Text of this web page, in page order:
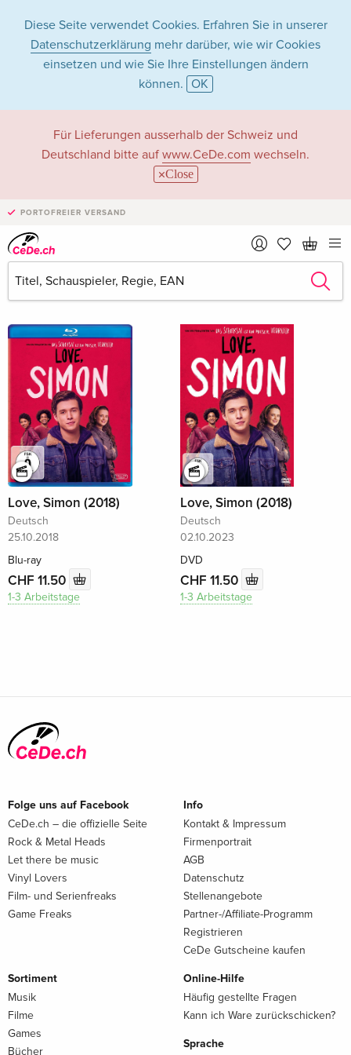
Diese Seite verwendet Cookies. Erfahren Sie in unserer
Datenschutzerklärung mehr darüber, wie wir Cookies
einsetzen und wie Sie Ihre Einstellungen ändern
können. OK
Für Lieferungen ausserhalb der Schweiz und
Deutschland bitte auf www.CeDe.com wechseln.
Close
PORTOFREIER VERSAND
Nick Robinson in
Filme - Alle Formate
Nick Robinson als Schauspieler/in
Alle 114 Treffer anzeigen
Love, Simon (2018)
Deutsch
25.10.2018
Blu-ray
CHF 11.50
1-3 Arbeitstage
Love, Simon (2018)
Deutsch
02.10.2023
DVD
CHF 11.50
1-3 Arbeitstage
Folge uns auf Facebook
CeDe.ch – die offizielle Seite
Rock & Metal Heads
Let there be music
Vinyl Lovers
Film- und Serienfreaks
Game Freaks
Info
Kontakt & Impressum
Firmenportrait
AGB
Datenschutz
Stellenangebote
Partner-/Affiliate-Programm
Registrieren
CeDe Gutscheine kaufen
Sortiment
Musik
Filme
Games
Bücher
Online-Hilfe
Häufig gestellte Fragen
Kann ich Ware zurückschicken?
Sprache